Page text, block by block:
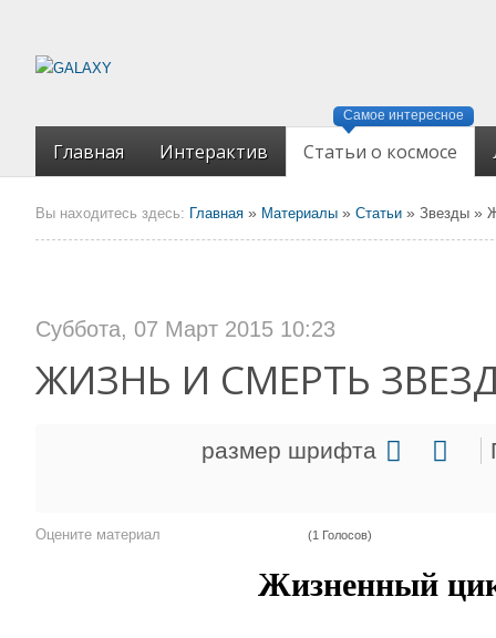
Главная Интерактив Статьи о космосе
Самое интересное
Вы находитесь здесь: Главная » Материалы » Статьи » Звезды »
Суббота, 07 Март 2015 10:23
ЖИЗНЬ И СМЕРТЬ
размер шрифта
Оцените материал (1 Голосов)
Жизненный